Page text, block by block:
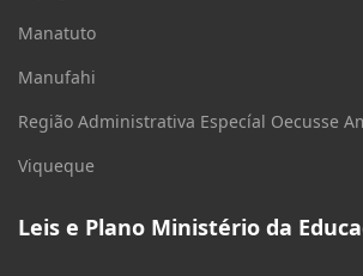
Manatuto
Manufahi
Região Administrativa Especíal Oecusse
Viqueque
Leis e Plano Ministério da